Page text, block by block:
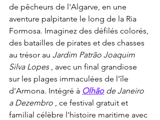
de pêcheurs de l'Algarve, en une
aventure palpitante le long de la Ria
Formosa. Imaginez des défilés colorés,
des batailles de pirates et des chasses
au trésor au Jardim Patrão Joaquim
Silva Lopes , avec un final grandiose
sur les plages immaculées de l'île
d'Armona. Intégré à Olhão de Janeiro
a Dezembro , ce festival gratuit et
familial célèbre l'histoire maritime avec